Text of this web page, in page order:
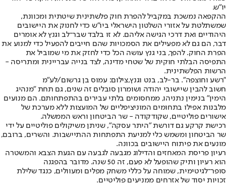
יו"ש.
ההקפאה נמשכת במקביל להפרת חוק פלשתינית שיטתית ומכוונת,
שמשתלטת על אזורי השלטון הישראלי ביו"ש כדי לחנוק את היישובים
היהודיים ואת דרכי הגישה אליהם. לא זו בלבד שבר־לב וגנץ לא אומרים
דבר, הם גם לא מפעילים את הסמכויות שהם חייבים להפעיל כדי למנוע את
הפרת החוק. להפך, בני גנץ עושה הכל כדי לחזק את מי שמוביל את
התפיסה הבלתי חוקית של שטחי מדינה, לצד בנייה עבריינית ומתריסה -
הרשות הפלשתינית.
"רשע וחוצפה". בר-לב, בנט וגנץ,צילום: עמוס בן גרשום/לע"מ
חשוב להבין שיישובי יהודה ושומרון סובלים זה שנים, גם תחת "מנהיג
הימין" בנימין נתניהו, ממחסומים בלתי עבירים בהתפתחותם. הם מנועים
מלבנות אפילו בתחומים המוניציפליים של המועצות ללא מערכת של
אישורים פוליטיים, שקודקודה - שר הביטחון וראש הממשלה.
רכישת קרקע גם דורשת "היתר עסקה", שניתן משיקולים פוליטיים על ידי
שר הביטחון ומשמש כלי למניעת התפתחות ההתיישבות. והשרים, ברובם,
מונעים את פיתוח היישובים בכוונה.
רעיון פריסת המאחזים והדילוג מגבעה לגבעה עם הגעת הצבא והמשטרה
הוא רעיון ותיק שהופעל לא פעם, זה 50 שנה. מדובר בהפגנה
סופר־לגיטימית, שמוחה על כללי משחק מפלים ומעוולים, כנגד שלילת
זכויות יסוד של אזרחים ממניעים פוליטיים.